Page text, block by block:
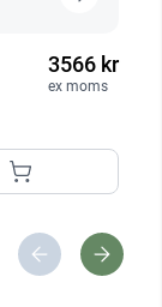
3566 kr
ex moms